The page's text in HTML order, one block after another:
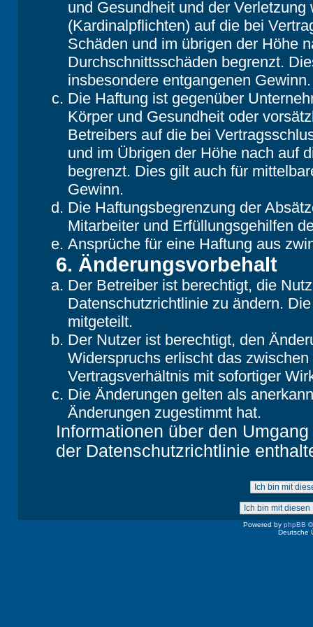
und Gesundheit und der
(Kardinalpflichten) auf die bei
Schäden und im übrigen der Höhe
Durchschnittsschäden begrenzt.
insbesondere entgangenen Gewinn.
Die Haftung ist gegenüber
Körper und Gesundheit oder
Betreibers auf die bei
und im Übrigen der Höhe nach auf
begrenzt. Dies gilt auch für
Gewinn.
Die Haftungsbegrenzung der
Mitarbeiter und Erfüllungsgehilfen
Ansprüche für eine Haftung aus
6. Änderungsvorbehalt
Der Betreiber ist berechtigt, die
Datenschutzrichtlinie zu ändern.
mitgeteilt.
Der Nutzer ist berechtigt, den
Widerspruchs erlischt das
Vertragsverhältnis mit sofortiger
Die Änderungen gelten als
Änderungen zugestimmt hat.
Informationen über den
der Datenschutzrichtlinie
Powered by phpBB
Deutsche